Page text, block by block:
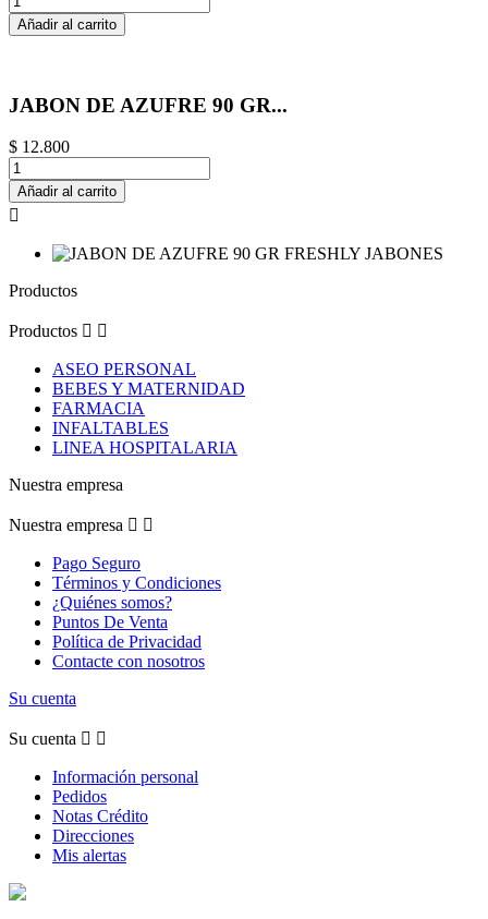
Añadir al carrito
JABON DE AZUFRE 90 GR...
$ 12.800
Añadir al carrito

Productos
Productos  
ASEO PERSONAL
BEBES Y MATERNIDAD
FARMACIA
INFALTABLES
LINEA HOSPITALARIA
Nuestra empresa
Nuestra empresa  
Pago Seguro
Términos y Condiciones
¿Quiénes somos?
Puntos De Venta
Política de Privacidad
Contacte con nosotros
Su cuenta
Su cuenta  
Información personal
Pedidos
Notas Crédito
Direcciones
Mis alertas